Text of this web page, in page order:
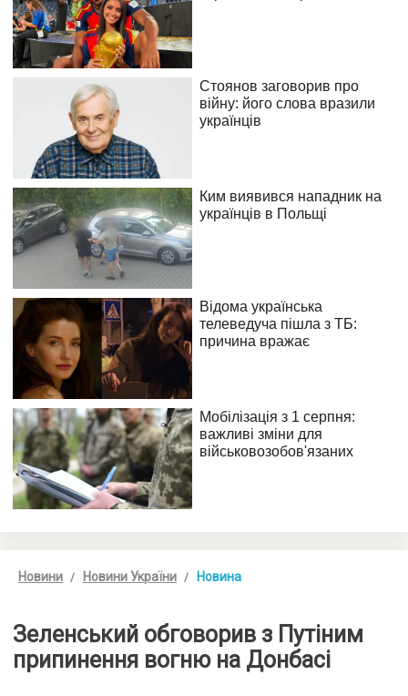
Новини Новини України Новина
Зеленський обговорив з Путіним
припинення вогню на Донбасі